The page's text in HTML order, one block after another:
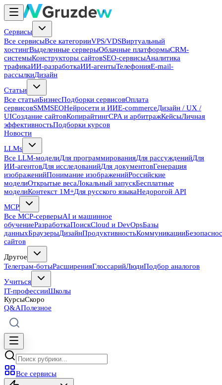
Сервисы
Все сервисыВсе категорииVPS/VDSВиртуальный
хостингВыделенные серверыОблачные платформыCRM-
системыКонструкторы сайтовSEO-сервисыАналитика
трафикаИИ-разработкаИИ-агентыТелефонияE-mail-
рассылкиДизайн
Статьи
Все статьиБизнесПодборки сервисовОплата
сервисовSMMSEOНейросети и ИИE-commerceДизайн / UX /
UIСоздание сайтовКопирайтингCPA и арбитражКейсыЛичная
эффективностьПодборки курсов
Новости
LLMs
Все LLM-моделиДля программированияДля рассужденийДля
ИИ-агентовДля исследованийДля документовГенерация
изображенийПонимание изображенийРоссийские
моделиОткрытые весаЛокальный запускБесплатные
моделиКонтекст 1M+Для русского языкаНедорогой API
MCP
Все MCP-серверыAI и машинное
обучениеРазработкаПоискCloud и DevOpsБазы
данныхБраузерыДизайнПродуктивностьКоммуникации
сайтов
Другое
Телеграм-ботыРасширенияГлоссарийЛюдиПодбор аналогов
Учиться
IT-профессииШколы
КурсыСкоро
Q&AПолезное
Все сервисы